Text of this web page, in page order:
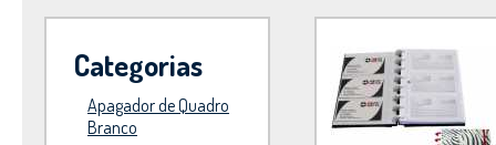
Categorias
Apagador de Quadro
Branco